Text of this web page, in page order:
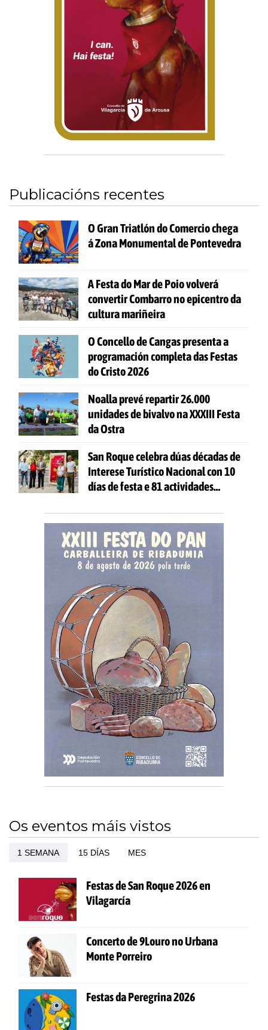
Publicacións recentes
O Gran Triatlón do Comercio chega
á Zona Monumental de Pontevedra
A Festa do Mar de Poio volverá
convertir Combarro no epicentro da
cultura mariñeira
O Concello de Cangas presenta a
programación completa das Festas
do Cristo 2026
Noalla prevé repartir 26.000
unidades de bivalvo na XXXIII Festa
da Ostra
San Roque celebra dúas décadas de
Interese Turístico Nacional con 10
días de festa e 81 actividades
Os eventos máis vistos
1 SEMANA 15 DÍAS MES
Festas de San Roque 2026 en
Vilagarcía
Concerto de 9Louro no Urbana
Monte Porreiro
Festas da Peregrina 2026